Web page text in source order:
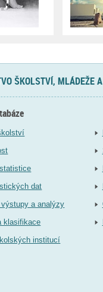
ŠKOLSTVÍ, MLÁDEŽE
dat
a analýzy
klasifikace
institucí